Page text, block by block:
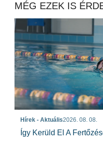
MÉG EZEK IS
Hírek - Aktuális2026. 08. 08.
Így Kerüld El A